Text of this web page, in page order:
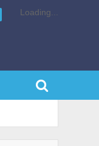
Loading...